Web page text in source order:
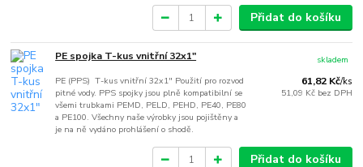
Přidat do košíku
PE spojka T-kus vnitřní 32x1"
PE (PPS) T-kus vnitřní 32x1" Použití pro rozvod
pitné vody. PPS spojky jsou plně kompatibilní se
všemi trubkami PEMD, PELD, PEHD, PE40, PE80
a PE100. Všechny naše výrobky jsou pojištěny a
je na ně vydáno prohlášení o shodě.
61,82 Kč/ks
51,09 Kč bez DPH
skladem
Přidat do košíku